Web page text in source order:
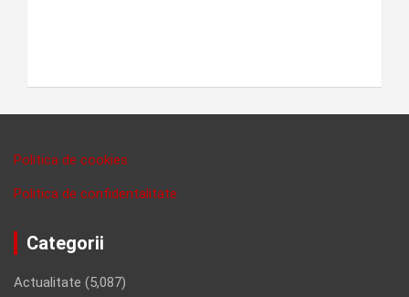
Politica de cookies
Politica de confidentalitate
Categorii
Actualitate (5,087)